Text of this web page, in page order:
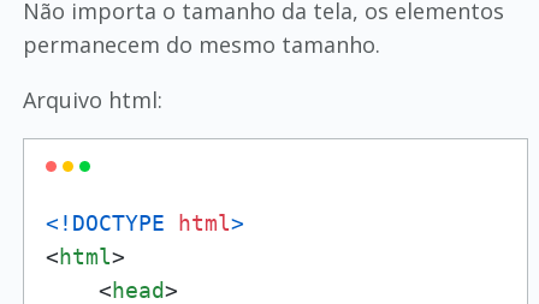
Não importa o tamanho da tela, os elementos
permanecem do mesmo tamanho.
Arquivo html:
<!DOCTYPE html>
<html>
<head>